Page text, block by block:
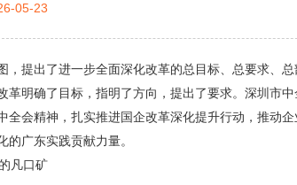
05-23
提出了进一步全面深化改革的总目标、总要求、总
明确了目标，指明了方向，提出了要求。深圳市
会精神，扎实推进国企改革深化提升行动，推动
广东实践贡献力量。
凡口矿